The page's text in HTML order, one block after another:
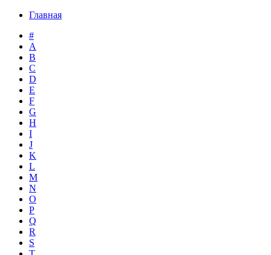
Главная
#
A
B
C
D
E
F
G
H
I
J
K
L
M
N
O
P
Q
R
S